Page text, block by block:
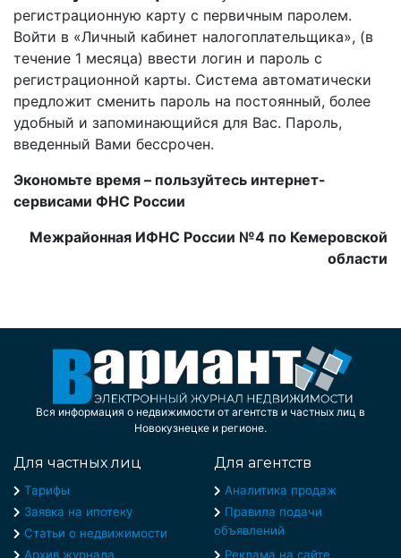
регистрационную карту с первичным паролем.
Войти в «Личный кабинет налогоплательщика», (в
течение 1 месяца) ввести логин и пароль с
регистрационной карты. Система автоматически
предложит сменить пароль на постоянный, более
удобный и запоминающийся для Вас. Пароль,
введенный Вами бессрочен.
Экономьте время – пользуйтесь интернет-
сервисами ФНС России
Межрайонная ИФНС России №4 по Кемеровской
области
Вся информация о недвижимости от агентств и частных лиц в
Новокузнецке и регионе.
Для частных лиц
Тарифы
Заявка на ипотеку
Статьи о недвижимости
Архив журнала
Для агентств
Аналитика продаж
Правила подачи
объявлений
Реклама на сайте